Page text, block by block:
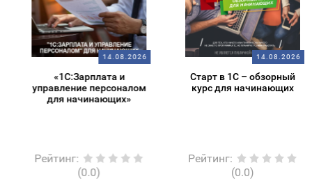
14.08.2026
«1С:Зарплата и
управление персоналом
для начинающих»
Рейтинг:
(0.0)
14.08.2026
Старт в 1С – обзорный
курс для начинающих
Рейтинг:
(0.0)